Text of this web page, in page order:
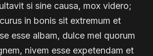
si sine causa, mox videro;
in bonis sit extremum et
esse albam, dulce mel quorum
nivem esse expetendam et